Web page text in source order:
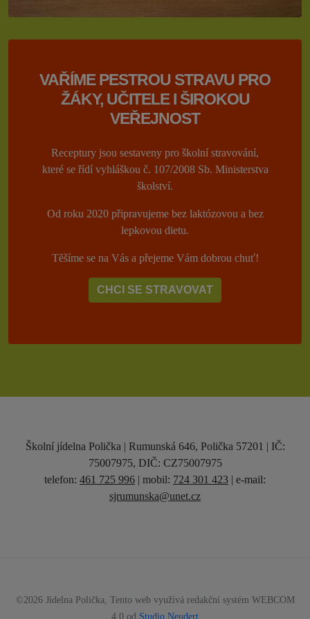
VAŘÍME PESTROU STRAVU PRO
ŽÁKY, UČITELE I ŠIROKOU
VEŘEJNOST
Receptury jsou sestaveny pro školní stravování,
které se řídí vyhláškou č. 107/2008 Sb. Ministerstva
školství.
Od roku 2020 připravujeme bez laktózovou a bez
lepkovou dietu.
Těšíme se na Vás a přejeme Vám dobrou chuť!
CHCI SE STRAVOVAT
Školní jídelna Polička | Rumunská 646, Polička 57201 | IČ:
75007975, DIČ: CZ75007975
telefon: 461 725 996 | mobil: 724 301 423 | e-mail:
sjrumunska@unet.cz
©2026 Jídelna Polička, Tento web využívá redakční systém WEBCOM
4.0 od Studio Neudert